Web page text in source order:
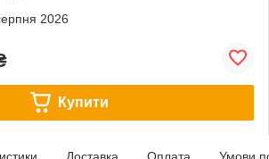
2026
Купити
Доставка Оплата Умови